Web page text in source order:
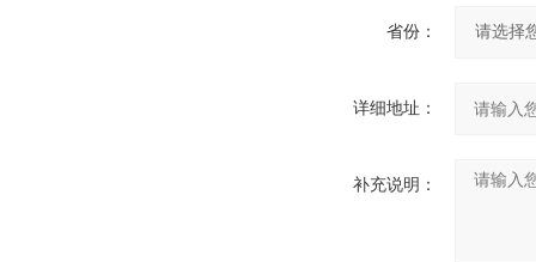
省份：
详细地址：
补充说明：